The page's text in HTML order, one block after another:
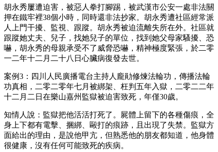
胡永秀屢遭迫害，被惡人拳打腳踢，被武漢市公安一處非法關
押在鐵牢裡38個小時，同時還非法抄家。胡永秀遭社區經常派
人上門干擾、監視、跟蹤。胡永秀被迫流離失所在外。社區就
跟蹤她丈夫、兒子，找她兒子的單位，找到她父母家騷擾、恐
嚇，胡永秀的母親承受不了威脅恐嚇，精神極度緊張，於二零
一二年十二月二十八日心臟病復發去世。
案例3：四川人民廣播電台主持人龐勛修煉法輪功，傳播法輪
功真相，二零二零年七月被綁架、枉判五年入獄，二零二二年
十二月二日在樂山嘉州監獄被迫害致死，年僅30歲。
知情人說：監獄把他活活打死了。屍體上留下的各種傷痕，全
身上下都有電擊、捆綁、毆打的痕跡，且出現了失禁。監獄方
面給出的理由，是說他甲亢，但熟悉他的朋友都知道，他身體
很健康，沒有任何可能致死的疾病。